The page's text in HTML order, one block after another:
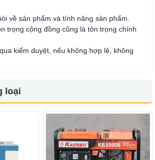
về sản phẩm và tính năng sản phẩm.
trọng cộng đồng cũng là tôn trọng chính
kiểm duyệt, nếu không hợp lệ, không
loại